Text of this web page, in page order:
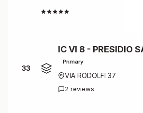
33
IC VI 8 - PRESIDIO
Primary
VIA RODOLFI 37
2 reviews